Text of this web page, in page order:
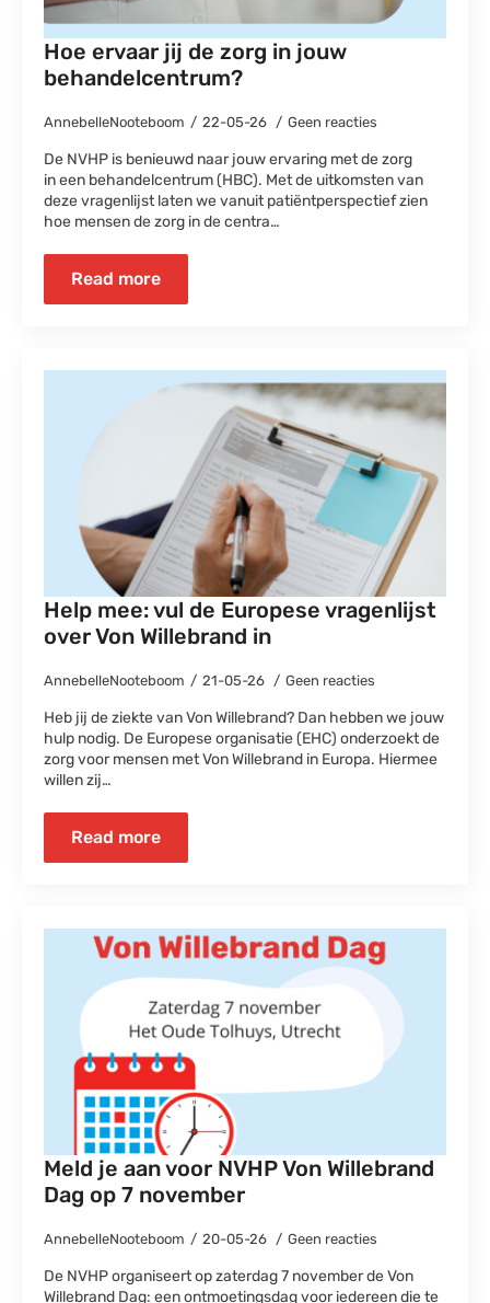
Hoe ervaar jij de zorg in jouw
behandelcentrum?
AnnebelleNooteboom 22-05-26 Geen reacties
De NVHP is benieuwd naar jouw ervaring met de zorg
in een behandelcentrum (HBC). Met de uitkomsten van
deze vragenlijst laten we vanuit patiëntperspectief zien
hoe mensen de zorg in de centra…
Read more
Help mee: vul de Europese vragenlijst
over Von Willebrand in
AnnebelleNooteboom 21-05-26 Geen reacties
Heb jij de ziekte van Von Willebrand? Dan hebben we jouw
hulp nodig. De Europese organisatie (EHC) onderzoekt de
zorg voor mensen met Von Willebrand in Europa. Hiermee
willen zij…
Read more
Meld je aan voor NVHP Von Willebrand
Dag op 7 november
AnnebelleNooteboom 20-05-26 Geen reacties
De NVHP organiseert op zaterdag 7 november de Von
Willebrand Dag: een ontmoetingsdag voor iedereen die te